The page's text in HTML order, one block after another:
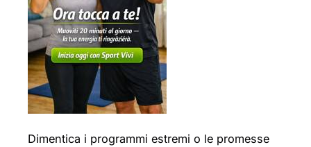
Dimentica i programmi estremi o le promesse